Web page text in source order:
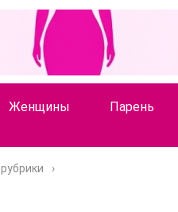
Женщины Парень